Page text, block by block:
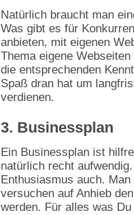
Natürlich braucht man
Was gibt es für
anbieten, mit eigenen
Thema eigene
die entsprechenden
Spaß dran hat um
verdienen.
3. Businessplan
Ein Businessplan ist
natürlich recht
Enthusiasmus auch.
versuchen auf Anhieb
werden. Für alles was